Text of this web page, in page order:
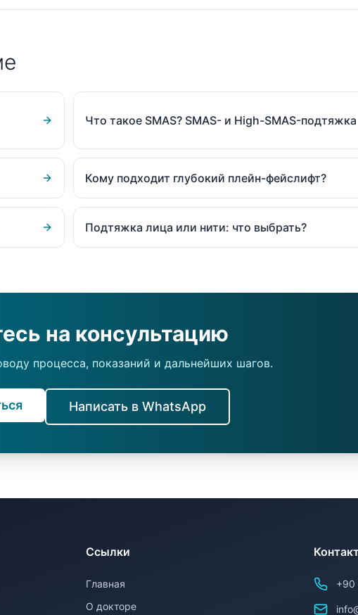
Что такое SMAS? SMAS- и High-SMAS-подтяжка
Кому подходит глубокий плейн-фейслифт?
Подтяжка лица или нити: что выбрать?
на консультацию
процесса, показаний и дальнейших шагов.
Написать в WhatsApp
Ссылки
Главная
О докторе
+90